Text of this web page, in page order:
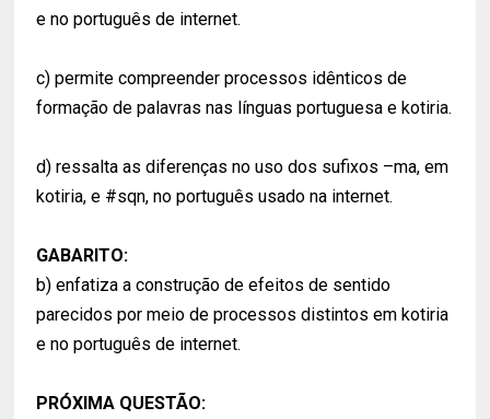
e no português de internet.
c) permite compreender processos idênticos de
formação de palavras nas línguas portuguesa e kotiria.
d) ressalta as diferenças no uso dos sufixos –ma, em
kotiria, e #sqn, no português usado na internet.
GABARITO:
b) enfatiza a construção de efeitos de sentido
parecidos por meio de processos distintos em kotiria
e no português de internet.
PRÓXIMA QUESTÃO: